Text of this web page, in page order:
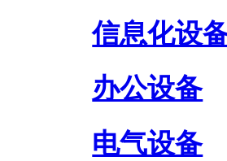
信息化设
办公设备
电气设备